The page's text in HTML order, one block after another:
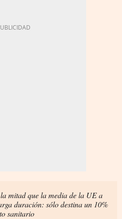
mitad que la media de la UE a
duración: sólo destina un 10%
sanitario